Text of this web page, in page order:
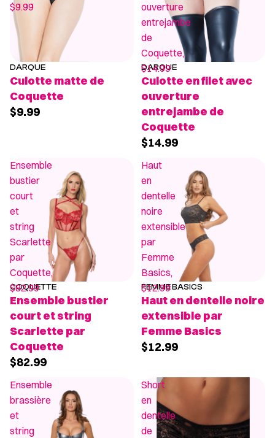
$9.99
DARQUE
Culotte matte de
Coquette
$9.99
ouverture
entrejambe
de
Coquette,
$14.99
DARQUE
Culotte en filet avec
ouverture
entrejambe de
Coquette
$14.99
Ensemble
bustier
court
et
string
Scarlette
par
Coquette,
$82.99
COQUETTE
Ensemble bustier
court et string
Scarlette par
Coquette
$82.99
Haut
en
dentelle
noire
extensible
par
Femme
Basics,
$12.99
FEMME BASICS
Haut en dentelle noire
extensible par
Femme Basics
$12.99
Ensemble
brassière
et
string
Short
en
dentelle
de